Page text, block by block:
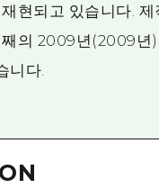
현되고 있습니다.
의 2009년(2009년
니다.